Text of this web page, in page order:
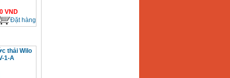
VND
Đặt hàng
thải Wilo
1-A